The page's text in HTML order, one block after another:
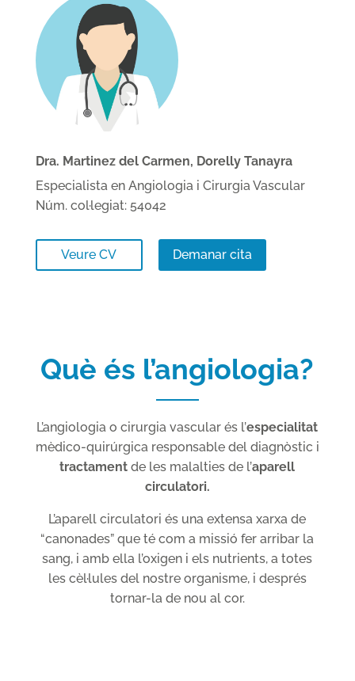
Dra. Martinez del Carmen, Dorelly Tanayra
Especialista en Angiologia i Cirurgia Vascular
Núm. col·legiat: 54042
Demanar cita
Veure CV
Què és l’angiologia?
L’angiologia o cirurgia vascular és l’especialitat
mèdico-quirúrgica responsable del diagnòstic i
tractament de les malalties de l’aparell
circulatori.
L’aparell circulatori és una extensa xarxa de
“canonades” que té com a missió fer arribar la
sang, i amb ella l’oxigen i els nutrients, a totes
les cèl·lules del nostre organisme, i després
tornar-la de nou al cor.